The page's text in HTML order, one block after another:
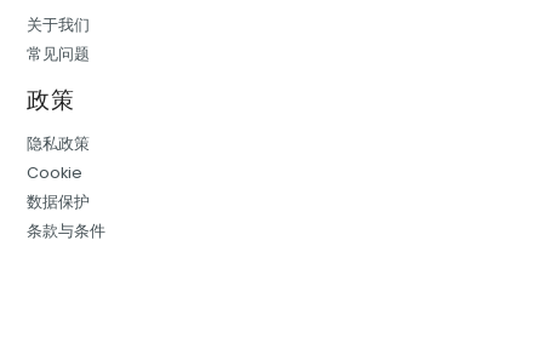
关于我们
常见问题
政策
隐私政策
Cookie
数据保护
条款与条件